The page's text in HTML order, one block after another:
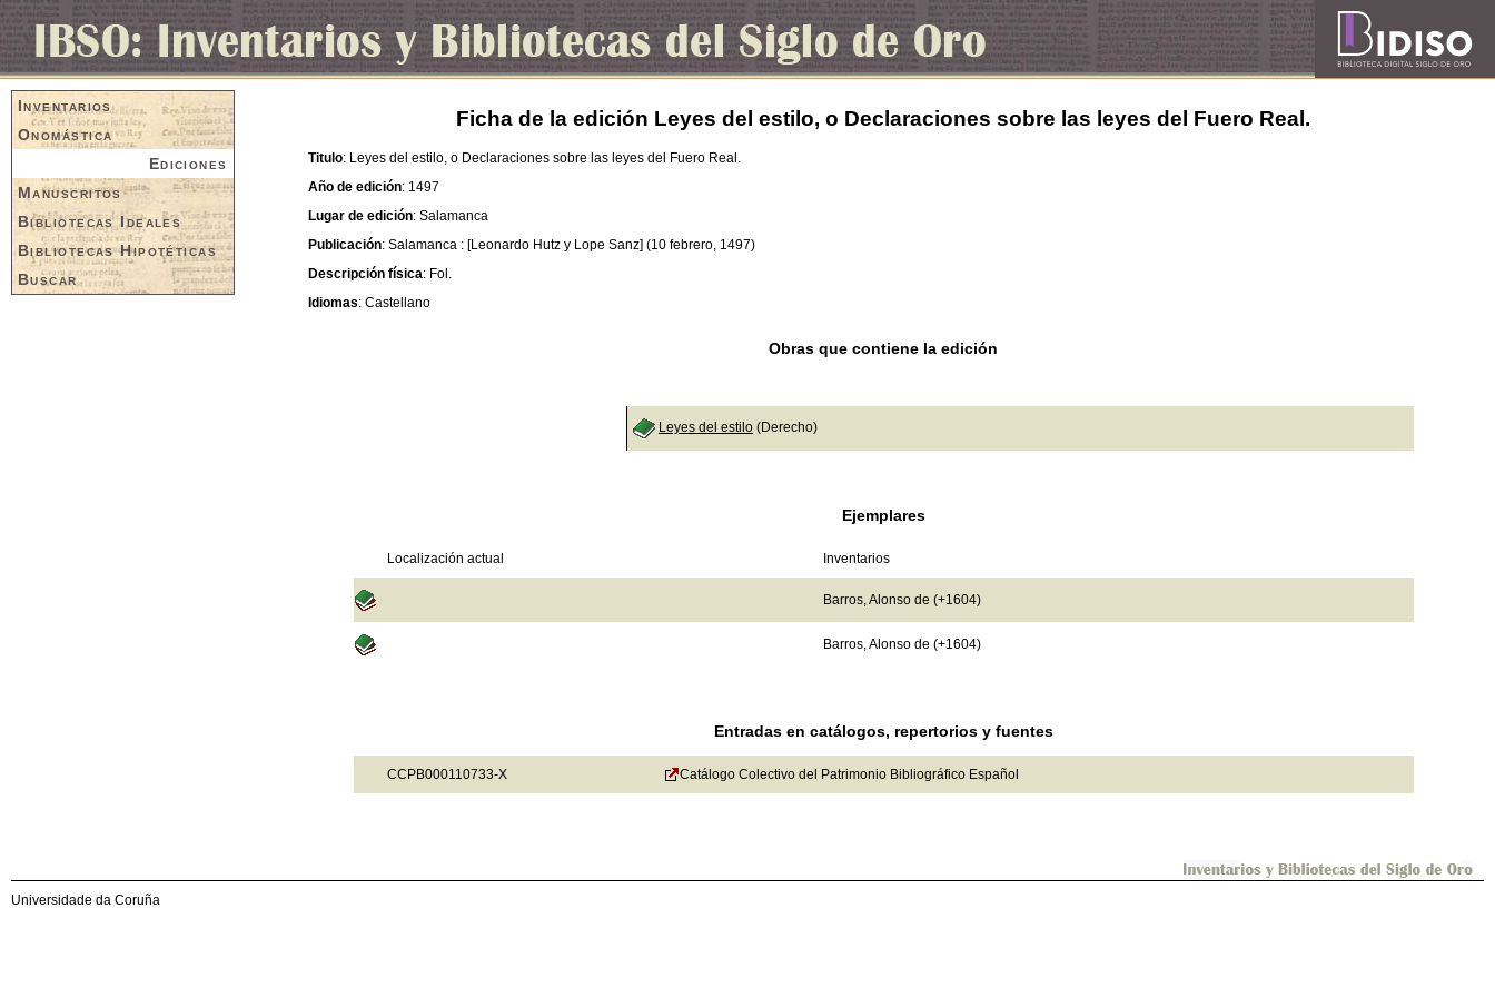
Inventarios
Onomástica
Ediciones
Manuscritos
Bibliotecas Ideales
Bibliotecas Hipotéticas
Buscar
Ficha de la edición Leyes del estilo, o Declaraciones sobre las leyes del Fuero Real.
Titulo: Leyes del estilo, o Declaraciones sobre las leyes del Fuero Real.
Año de edición: 1497
Lugar de edición: Salamanca
Publicación: Salamanca : [Leonardo Hutz y Lope Sanz] (10 febrero, 1497)
Descripción física: Fol.
Idiomas: Castellano
Obras que contiene la edición
Leyes del estilo(Derecho)
Ejemplares
Localización actual Inventarios
Barros, Alonso de (+1604)
Barros, Alonso de (+1604)
Entradas en catálogos, repertorios y fuentes
CCPB000110733-X Catálogo Colectivo del Patrimonio Bibliográfico Español
Universidade da Coruña